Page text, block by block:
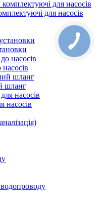
для насосів
шланг
насосів